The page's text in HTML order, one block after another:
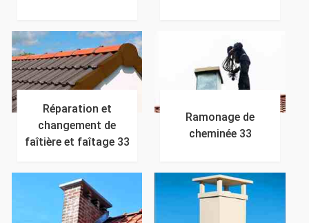
Réparation et
changement de
faîtière et faîtage 33
Ramonage de
cheminée 33